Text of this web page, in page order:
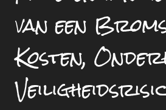
van een
Kosten,